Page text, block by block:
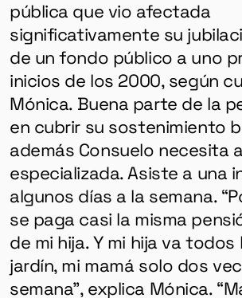
GÉNERO
DERECHOS
SALUD MENTAL
EMERGENCIA
pública que vio afectada
significativamente su
de un fondo público a uno
inicios de los 2000, según
Mónica. Buena parte de la
en cubrir su sostenimiento
además Consuelo necesita
especializada. Asiste a una
algunos días a la semana. “
se paga casi la misma
de mi hija. Y mi hija va todos
jardín, mi mamá solo dos
semana”, explica Mónica.